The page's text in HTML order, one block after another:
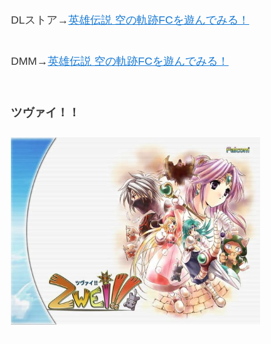
DLストア→英雄伝説 空の軌跡FCを遊んでみる！
DMM→英雄伝説 空の軌跡FCを遊んでみる！
ツヴァイ！！